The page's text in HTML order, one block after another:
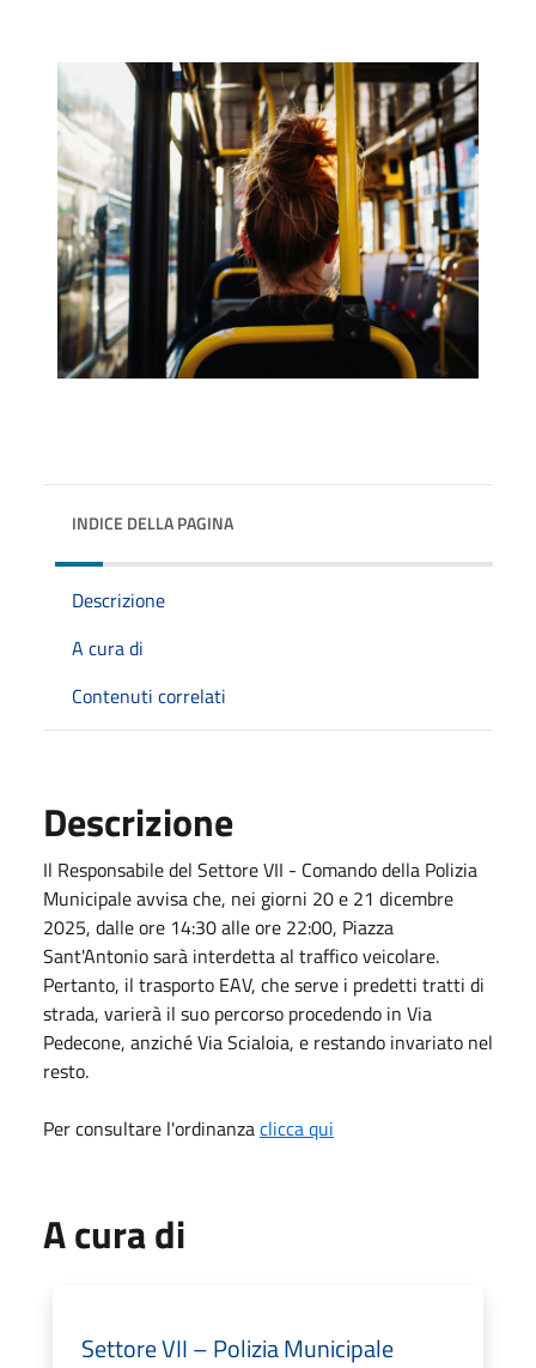
INDICE DELLA PAGINA
Descrizione
A cura di
Contenuti correlati
Descrizione
Il Responsabile del Settore VII - Comando della Polizia
Municipale avvisa che, nei giorni 20 e 21 dicembre
2025, dalle ore 14:30 alle ore 22:00, Piazza
Sant'Antonio sarà interdetta al traffico veicolare.
Pertanto, il trasporto EAV, che serve i predetti tratti di
strada, varierà il suo percorso procedendo in Via
Pedecone, anziché Via Scialoia, e restando invariato nel
resto.
Per consultare l'ordinanzaclicca qui
A cura di
Settore VII – Polizia Municipale